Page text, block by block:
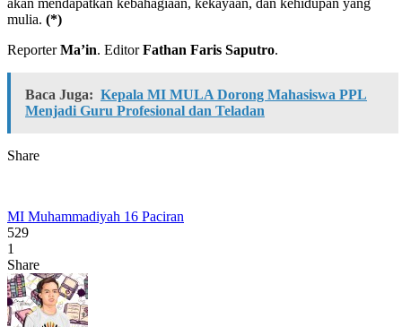
akan mendapatkan kebahagiaan, kekayaan, dan kehidupan yang
mulia. (*)
ReporterMa’in. EditorFathan Faris Saputro.
Baca Juga: Kepala MI MULA Dorong Mahasiswa PPL
Menjadi Guru Profesional dan Teladan
Share
MI Muhammadiyah 16 Paciran
529
1
Share